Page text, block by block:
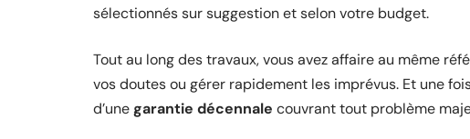
sélectionnés sur suggestion et selon votre budget.
Tout au long des travaux, vous avez affaire au même
vos doutes ou gérer rapidement les imprévus. Et une
d’unegarantie décennale couvrant tout problème